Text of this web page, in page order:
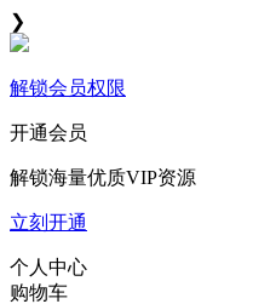
❯
解锁会员权限
开通会员
解锁海量优质VIP资源
立刻开通
个人中心
购物车